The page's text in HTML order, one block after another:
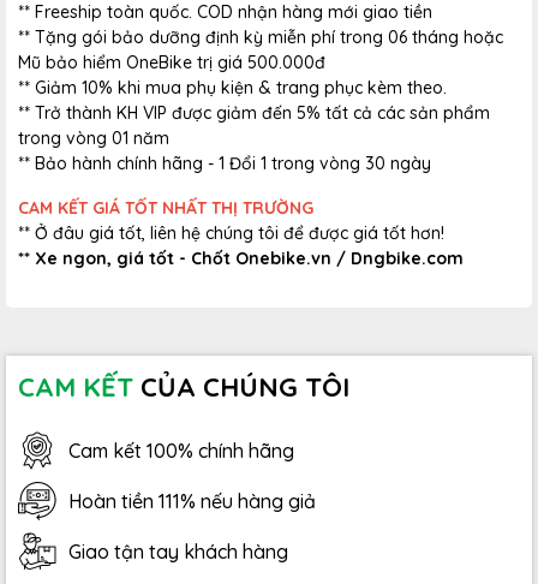
** Freeship toàn quốc. COD nhận hàng mới giao tiền
** Tặng gói bảo dưỡng định kỳ miễn phí trong 06 tháng hoặc
Mũ bảo hiểm OneBike trị giá 500.000đ
** Giảm 10% khi mua phụ kiện & trang phục kèm theo.
** Trở thành KH VIP được giảm đến 5% tất cả các sản phẩm
trong vòng 01 năm
** Bảo hành chính hãng - 1 Đổi 1 trong vòng 30 ngày
CAM KẾT GIÁ TỐT NHẤT THỊ TRƯỜNG
** Ở đâu giá tốt, liên hệ chúng tôi để được giá tốt hơn!
** Xe ngon, giá tốt - Chốt Onebike.vn / Dngbike.com
CAM KẾT CỦA CHÚNG TÔI
Cam kết 100% chính hãng
Hoàn tiền 111% nếu hàng giả
Giao tận tay khách hàng